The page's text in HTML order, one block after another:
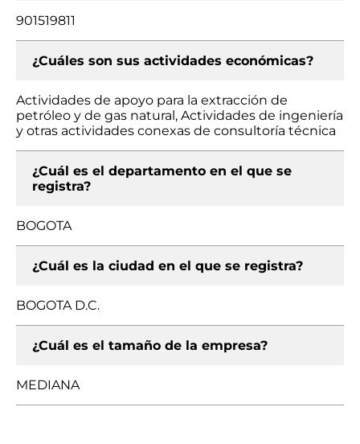
901519811
¿Cuáles son sus actividades económicas?
Actividades de apoyo para la extracción de
petróleo y de gas natural, Actividades de ingeniería
y otras actividades conexas de consultoría técnica
¿Cuál es el departamento en el que se
registra?
BOGOTA
¿Cuál es la ciudad en el que se registra?
BOGOTA D.C.
¿Cuál es el tamaño de la empresa?
MEDIANA